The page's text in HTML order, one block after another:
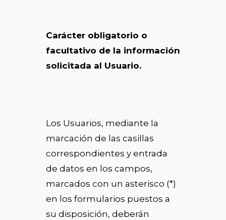
Carácter obligatorio o
facultativo de la información
solicitada al Usuario.
Los Usuarios, mediante la
marcación de las casillas
correspondientes y entrada
de datos en los campos,
marcados con un asterisco (*)
en los formularios puestos a
su disposición, deberán